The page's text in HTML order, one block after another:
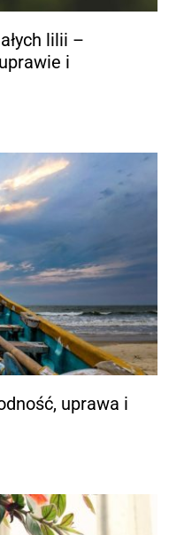
lilii –
i
uprawa i